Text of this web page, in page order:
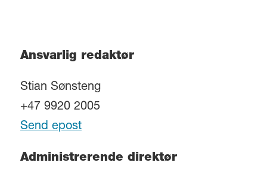
Ansvarlig redaktør
Stian Sønsteng
+47 9920 2005
Send epost
Administrerende direktør